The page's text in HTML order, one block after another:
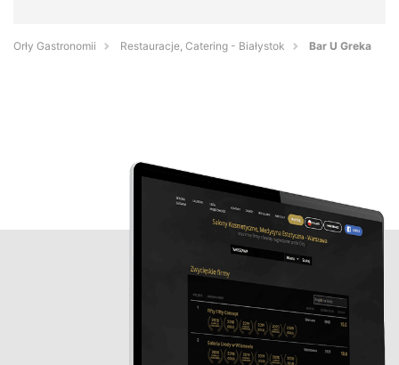
Orły Gastronomii Restauracje, Catering - Białystok Bar U Greka